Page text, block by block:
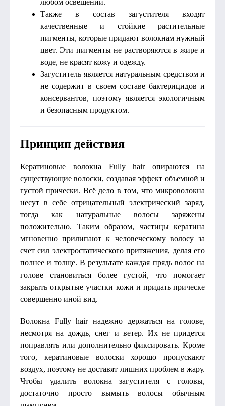
любом освещении.
Также в состав загустителя входят
качественные и стойкие растительные
пигменты, которые придают волокнам нужный
цвет. Эти пигменты не растворяются в жире и
воде, не красят кожу и одежду.
Загуститель является натуральным средством и
не содержит в своем составе бактерицидов и
консервантов, поэтому является экологичным
и безопасным продуктом.
Принцип действия
Кератиновые волокна Fully hair опираются на
существующие волоски, создавая эффект объемной и
густой прически. Всё дело в том, что микроволокна
несут в себе отрицательный электрический заряд,
тогда как натуральные волосы заряжены
положительно. Таким образом, частицы кератина
мгновенно прилипают к человеческому волосу за
счет сил электростатического притяжения, делая его
полнее и толще. В результате каждая прядь волос на
голове становиться более густой, что помогает
закрыть открытые участки кожи и придать прическе
совершенно иной вид.
Волокна Fully hair надежно держаться на голове,
несмотря на дождь, снег и ветер. Их не придется
поправлять или дополнительно фиксировать. Кроме
того, кератиновые волоски хорошо пропускают
воздух, поэтому не доставят лишних проблем в жару.
Чтобы удалить волокна загустителя с головы,
достаточно просто вымыть волосы обычным